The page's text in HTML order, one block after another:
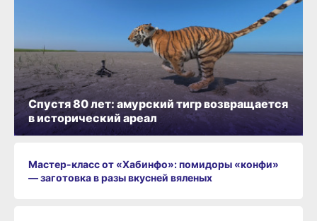
Мастер-класс от «Хабинфо»: помидоры «конфи»
— заготовка в разы вкусней вяленых
Спустя 80 лет: амурский тигр возвращается
в исторический ареал